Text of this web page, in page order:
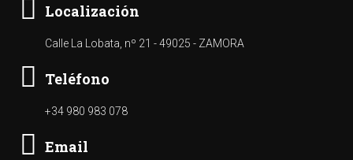
Localización
Calle La Lobata, nº 21 - 49025 - ZAMORA
Teléfono
+34 980 983 078
Email